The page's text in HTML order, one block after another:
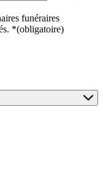
funéraires
*(obligatoire)